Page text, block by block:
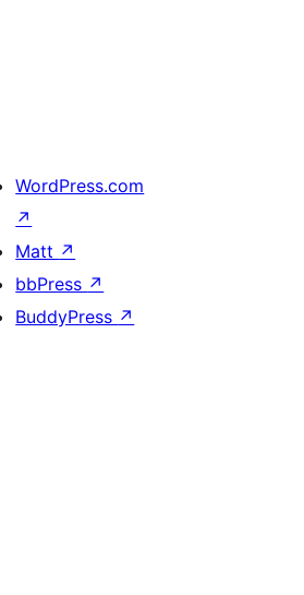
WordPress.com
↗
Matt ↗
bbPress ↗
BuddyPress ↗